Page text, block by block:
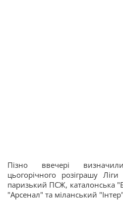
Пізно ввечері
цьогорічного розіграшу
паризький ПСЖ, каталонська
"Арсенал" та міланський